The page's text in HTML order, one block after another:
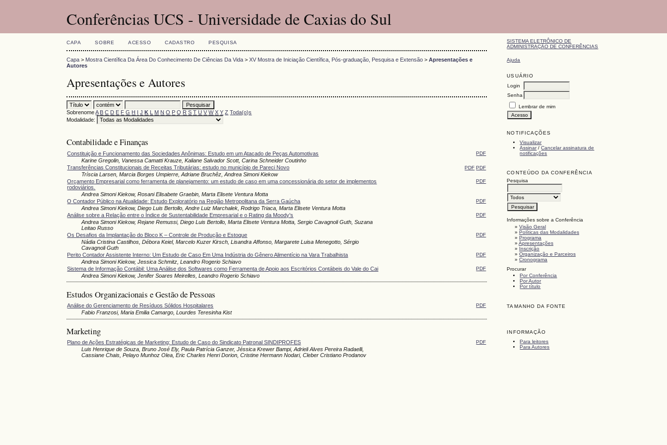
Conferências UCS - Universidade de Caxias do Sul
SISTEMA ELETRÔNICO DE
ADMINISTRAÇÃO DE CONFERÊNCIAS
Ajuda
USUÁRIO
Login
Senha
Lembrar de mim
NOTIFICAÇÕES
Visualizar
Assinar/Cancelar assinatura de
notificações
CONTEÚDO DA CONFERÊNCIA
Pesquisa
Informações sobre a Conferência
»Visão Geral
»Políticas das Modalidades
»Programa
»Apresentações
» Inscrição
»Organização e Parceiros
»Cronograma
Procurar
Por Conferência
Por Autor
Por título
TAMANHO DA FONTE
INFORMAÇÃO
Para leitores
Para Autores
CAPA SOBRE ACESSO CADASTRO PESQUISA
Capa > Mostra Científica Da Área Do Conhecimento De Ciências Da Vida >XV Mostra de Iniciação Científica, Pós-graduação, Pesquisa e Extensão >Apresentações e
Autores
Apresentações e Autores
SobrenomeA B C D E F G H I J K L M N O P Q R S T U V W X Y Z Toda(o)s
Modalidade:
Contabilidade e Finanças
Constituição e Funcionamento das Sociedades Anônimas: Estudo em um Atacado de Peças Automotivas PDF
Karine Gregolin, Vanessa Camatti Krauze, Kaliane Salvador Scott, Carina Schneider Coutinho
Transferências Constitucionais de Receitas Tributárias: estudo no município de Pareci Novo
PDF PDF
Tríscia Larsen, Marcia Borges Umpierre, Adriane Bruchêz, Andrea Simoni Kiekow
Orçamento Empresarial como ferramenta de planejamento: um estudo de caso em uma concessionária do setor de implementos
rodoviários.
PDF
Andrea Simoni Kiekow, Rosani Elisabete Graebin, Marta Elisete Ventura Motta
O Contador Público na Atualidade: Estudo Exploratório na Região Metropolitana da Serra Gaúcha
PDF
Andrea Simoni Kiekow, Diego Luis Bertollo, Andre Luiz Marchalek, Rodrigo Triaca, Marta Elisete Ventura Motta
Análise sobre a Relação entre o Índice de Sustentabilidade Empresarial e o Rating da Moody's
PDF
Andrea Simoni Kiekow, Rejane Remussi, Diego Luis Bertollo, Marta Elisete Ventura Motta, Sergio Cavagnoli Guth, Suzana
Leitao Russo
Os Desafios da Implantação do Bloco K – Controle de Produção e Estoque
PDF
Nádia Cristina Castilhos, Débora Keiel, Marcelo Kuzer Kirsch, Lisandra Affonso, Margarete Luisa Menegotto, Sérgio
Cavagnoli Guth
Perito Contador Assistente Interno: Um Estudo de Caso Em Uma Indústria do Gênero Alimentício na Vara Trabalhista
PDF
Andrea Simoni Kiekow, Jessica Schmitz, Leandro Rogerio Schiavo
Sistema de Informação Contábil: Uma Análise dos Softwares como Ferramenta de Apoio aos Escritórios Contábeis do Vale do Cai
PDF
Andrea Simoni Kiekow, Jenifer Soares Meirelles, Leandro Rogerio Schiavo
Estudos Organizacionais e Gestão de Pessoas
Análise do Gerenciamento de Resíduos Sólidos Hospitalares PDF
Fabio Franzosi, Maria Emilia Camargo, Lourdes Teresinha Kist
Marketing
Plano de Ações Estratégicas de Marketing: Estudo de Caso do Sindicato Patronal SINDIPROFES PDF
Luis Henrique de Souza, Bruno José Ely, Paula Patrícia Ganzer, Jéssica Krewer Bampi, Adrieli Alves Pereira Radaelli,
Cassiane Chais, Pelayo Munhoz Olea, Eric Charles Henri Dorion, Cristine Hermann Nodari, Cleber Cristiano Prodanov